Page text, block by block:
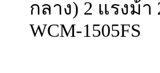
กลาง) 2 แรงม้า
WCM-1505FS